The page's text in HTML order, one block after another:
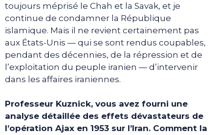
toujours méprisé le Chah et la Savak, et je
continue de condamner la République
islamique. Mais il ne revient certainement pas
aux États-Unis — qui se sont rendus coupables,
pendant des décennies, de la répression et de
l’exploitation du peuple iranien — d’intervenir
dans les affaires iraniennes.
Professeur Kuznick, vous avez fourni une
analyse détaillée des effets dévastateurs de
l’opération Ajax en 1953 sur l’Iran. Comment la